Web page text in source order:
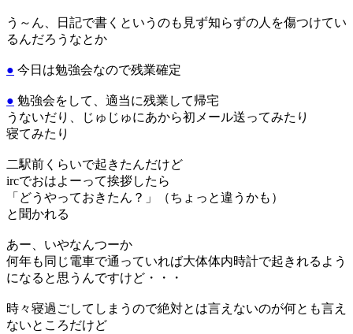
う～ん、日記で書くというのも見ず知らずの人を傷つけてい
るんだろうなとか
● 今日は勉強会なので残業確定
● 勉強会をして、適当に残業して帰宅
うないだり、じゅじゅにあから初メール送ってみたり
寝てみたり
二駅前くらいで起きたんだけど
ircでおはよーって挨拶したら
「どうやっておきたん？」（ちょっと違うかも）
と聞かれる
あー、いやなんつーか
何年も同じ電車で通っていれば大体体内時計で起きれるよう
になると思うんですけど・・・
時々寝過ごしてしまうので絶対とは言えないのが何とも言え
ないところだけど